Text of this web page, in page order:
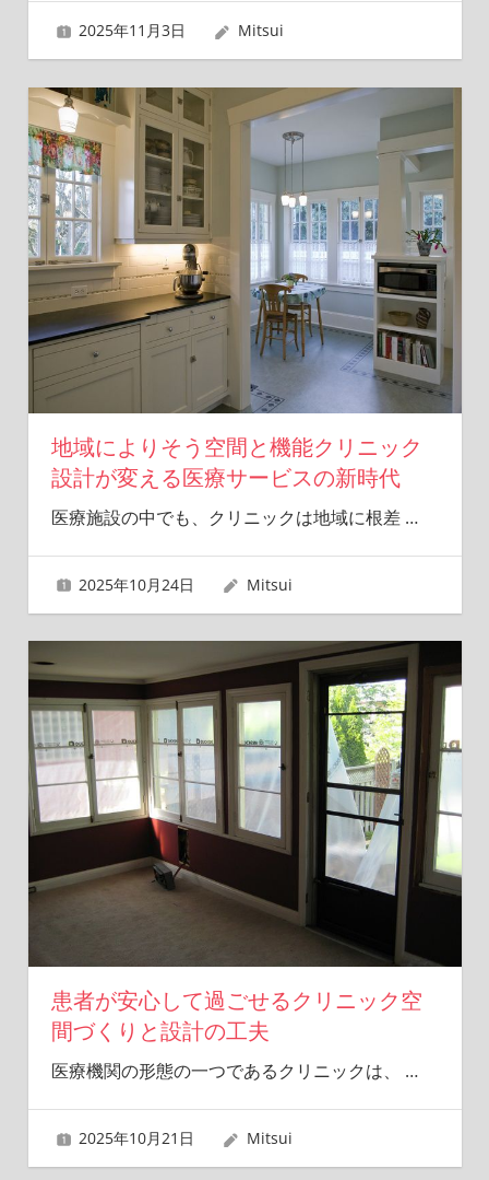
2025年11月3日 Mitsui
地域によりそう空間と機能クリニック
設計が変える医療サービスの新時代
医療施設の中でも、クリニックは地域に根差 …
2025年10月24日 Mitsui
患者が安心して過ごせるクリニック空
間づくりと設計の工夫
医療機関の形態の一つであるクリニックは、 …
2025年10月21日 Mitsui